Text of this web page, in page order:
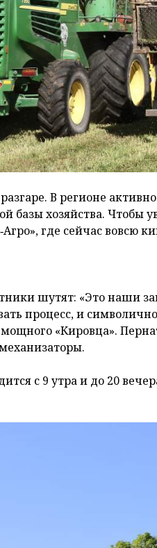
В регионе
базы хозяйства. Чтобы
где сейчас вовсю
шутят: «Это наши
процесс, и
«Кировца».
с 9 утра и до 20